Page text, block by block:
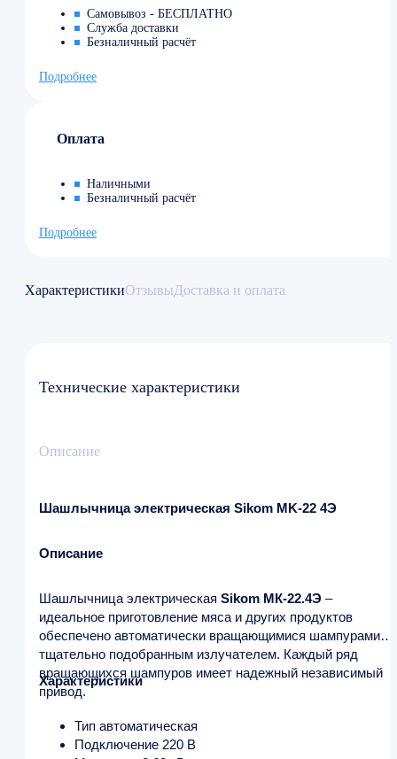
Самовывоз - БЕСПЛАТНО
Служба доставки
Безналичный расчёт
Подробнее
Оплата
Наличными
Безналичный расчёт
Подробнее
ХарактеристикиОтзывыДоставка и оплата
Технические характеристики
Описание
Шашлычница электрическая Sikom MK-22 4Э
Описание
Шашлычница электрическая Sikom МК-22.4Э –
идеальное приготовление мяса и других продуктов
обеспечено автоматически вращающимися шампурами и
тщательно подобранным излучателем. Каждый ряд
вращающихся шампуров имеет надежный независимый
привод.
Характеристики
Тип автоматическая
Подключение 220 В